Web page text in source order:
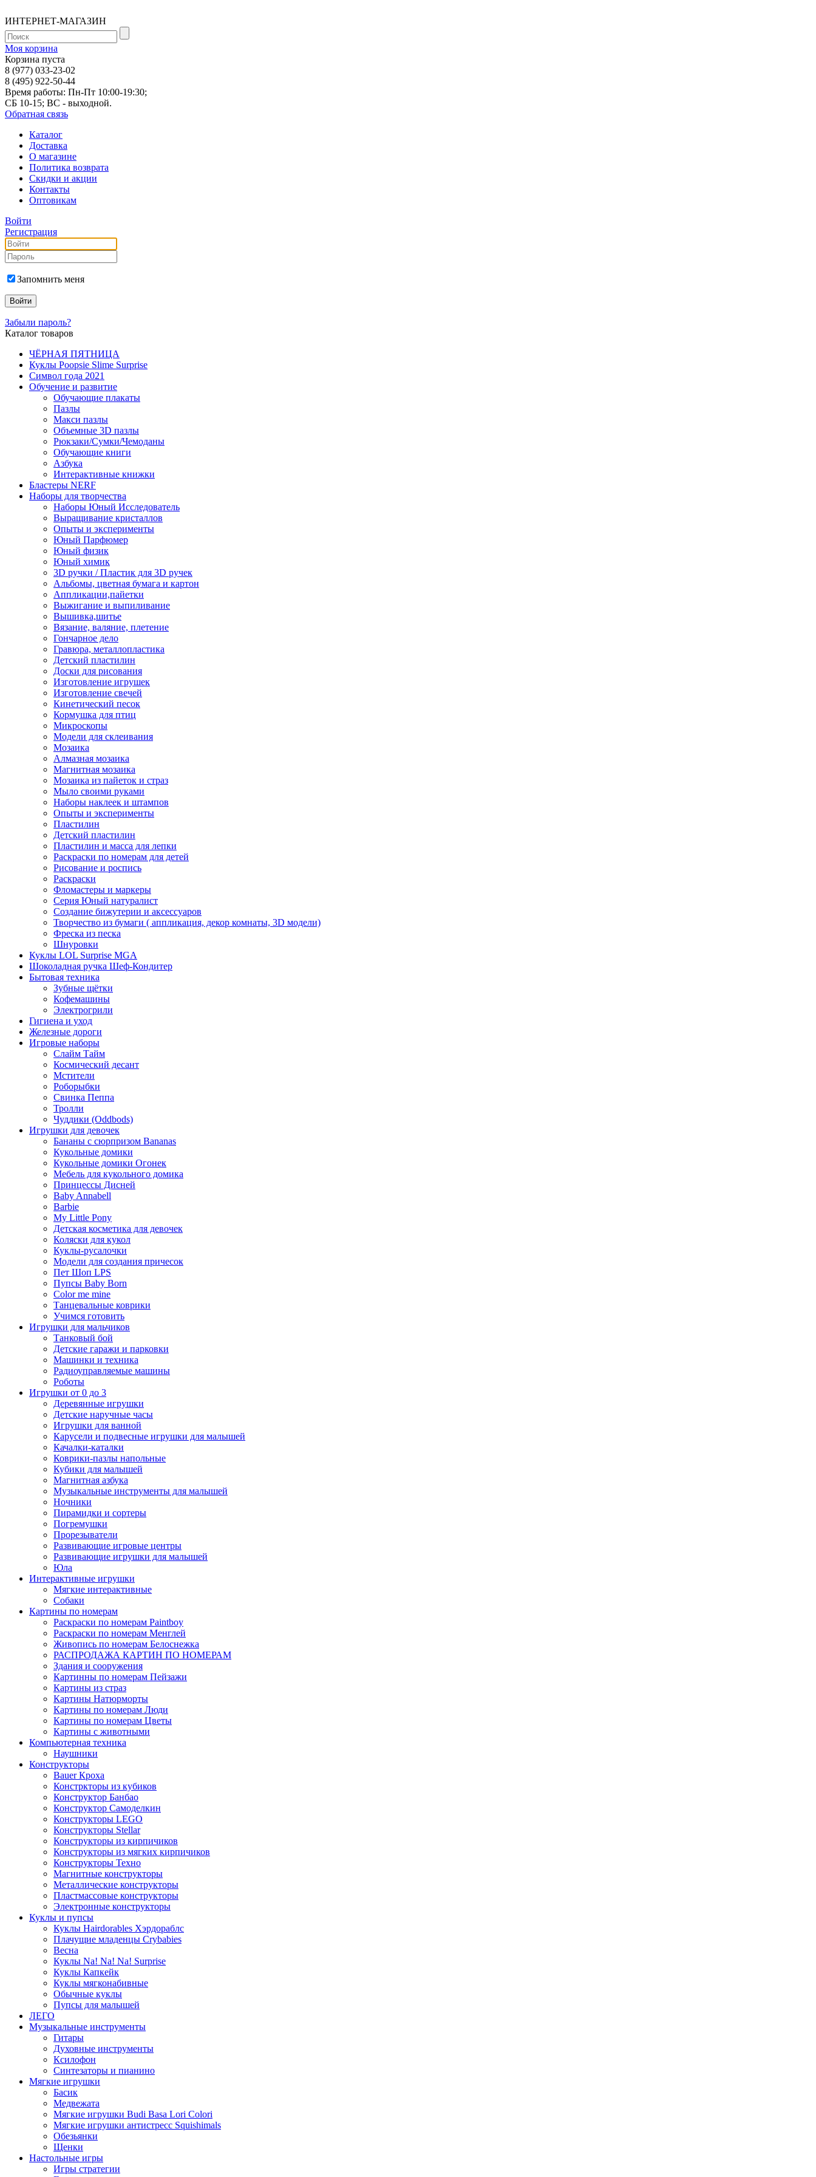
ИНТЕРНЕТ-МАГАЗИН
Моя корзина
Корзина пуста
8 (977) 033-23-02
8 (495) 922-50-44
Время работы: Пн-Пт 10:00-19:30;
СБ 10-15; ВС - выходной.
Обратная связь
Каталог
Доставка
О магазине
Политика возврата
Скидки и акции
Контакты
Оптовикам
Войти
Регистрация
Запомнить меня
Забыли пароль?
Каталог товаров
ЧЁРНАЯ ПЯТНИЦА
Куклы Poopsie Slime Surprise
Символ года 2021
Обучение и развитие
Обучающие плакаты
Пазлы
Макси пазлы
Объемные 3D пазлы
Рюкзаки/Сумки/Чемоданы
Обучающие книги
Азбука
Интерактивные книжки
Бластеры NERF
Наборы для творчества
Наборы Юный Исследователь
Выращивание кристаллов
Опыты и эксперименты
Юный Парфюмер
Юный физик
Юный химик
3D ручки / Пластик для 3D ручек
Альбомы, цветная бумага и картон
Аппликации,пайетки
Выжигание и выпиливание
Вышивка,шитье
Вязание, валяние, плетение
Гончарное дело
Гравюра, металлопластика
Детский пластилин
Доски для рисования
Изготовление игрушек
Изготовление свечей
Кинетический песок
Кормушка для птиц
Микроскопы
Модели для склеивания
Мозаика
Алмазная мозаика
Магнитная мозаика
Мозаика из пайеток и страз
Мыло своими руками
Наборы наклеек и штампов
Опыты и эксперименты
Пластилин
Детский пластилин
Пластилин и масса для лепки
Раскраски по номерам для детей
Рисование и роспись
Раскраски
Фломастеры и маркеры
Серия Юный натуралист
Создание бижутерии и аксессуаров
Творчество из бумаги ( аппликация, декор комнаты, 3D модели)
Фреска из песка
Шнуровки
Куклы LOL Surprise MGA
Шоколадная ручка Шеф-Кондитер
Бытовая техника
Зубные щётки
Кофемашины
Электрогрили
Гигиена и уход
Железные дороги
Игровые наборы
Слайм Тайм
Космический десант
Мстители
Роборыбки
Свинка Пеппа
Тролли
Чуддики (Oddbods)
Игрушки для девочек
Бананы с сюрпризом Bananas
Кукольные домики
Кукольные домики Огонек
Мебель для кукольного домика
Принцессы Дисней
Baby Annabell
Barbie
My Little Pony
Детская косметика для девочек
Коляски для кукол
Куклы-русалочки
Модели для создания причесок
Пет Шоп LPS
Пупсы Baby Born
Сolor me mine
Танцевальные коврики
Учимся готовить
Игрушки для мальчиков
Танковый бой
Детские гаражи и парковки
Машинки и техника
Радиоуправляемые машины
Роботы
Игрушки от 0 до 3
Деревянные игрушки
Детские наручные часы
Игрушки для ванной
Карусели и подвесные игрушки для малышей
Качалки-каталки
Коврики-пазлы напольные
Кубики для малышей
Магнитная азбука
Музыкальные инструменты для малышей
Ночники
Пирамидки и сортеры
Погремушки
Прорезыватели
Развивающие игровые центры
Развивающие игрушки для малышей
Юла
Интерактивные игрушки
Мягкие интерактивные
Собаки
Картины по номерам
Раскраски по номерам Paintboy
Раскраски по номерам Менглей
Живопись по номерам Белоснежка
РАСПРОДАЖА КАРТИН ПО НОМЕРАМ
Здания и сооружения
Картинны по номерам Пейзажи
Картины из страз
Картины Натюрморты
Картины по номерам Люди
Картины по номерам Цветы
Картины с животными
Компьютерная техника
Наушники
Конструкторы
Bauer Кроха
Констркторы из кубиков
Конструктор Банбао
Конструктор Самоделкин
Конструкторы LEGO
Конструкторы Stellar
Конструкторы из кирпичиков
Конструкторы из мягких кирпичиков
Конструкторы Техно
Магнитные конструкторы
Металлические конструкторы
Пластмассовые конструкторы
Электронные конструкторы
Куклы и пупсы
Куклы Hairdorables Хэрдораблс
Плачущие младенцы Crybabies
Весна
Куклы Na! Na! Na! Surprise
Куклы Капкейк
Куклы мягконабивные
Обычные куклы
Пупсы для малышей
ЛЕГО
Музыкальные инструменты
Гитары
Духовные инструменты
Ксилофон
Синтезаторы и пианино
Мягкие игрушки
Басик
Медвежата
Мягкие игрушки Budi Basa Lori Colori
Мягкие игрушки антистресс Squishimals
Обезьянки
Щенки
Настольные игры
Игры стратегии